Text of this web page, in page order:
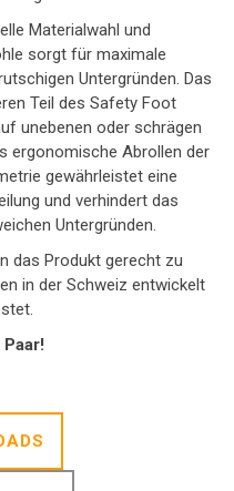
Materialwahl und
sorgt für maximale
Untergründen. Das
Teil des Safety Foot
unebenen oder schrägen
ergonomische Abrollen der
gewährleistet eine
und verhindert das
Untergründen.
das Produkt gerecht zu
in der Schweiz entwickelt